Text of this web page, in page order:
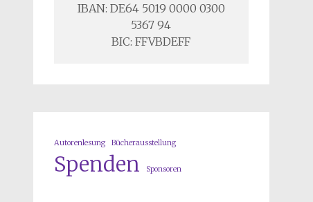
IBAN: DE64 5019 0000 0300
5367 94
BIC: FFVBDEFF
Autorenlesung Bücherausstellung
Spenden Sponsoren